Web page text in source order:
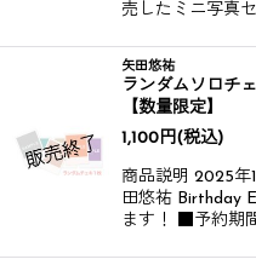
売したミニ写真
矢田悠祐
ランダムソロチ
【数量限定】
1,100 円(税込)
商品説明 2025年
田悠祐 Birthday
ます！ ■予約期